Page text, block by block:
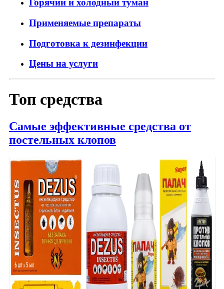
Горячий и холодный туман
Применяемые препараты
Подготовка к дезинфекции
Цены на услуги
Топ средства
Самые эффективные средства от
постельных клопов